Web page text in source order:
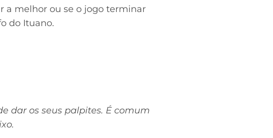
a melhor ou se o jogo terminar
do Ituano.
dar os seus palpites. É comum